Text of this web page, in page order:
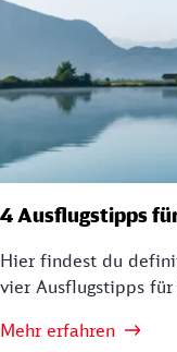
4 Ausflugstipps
Hier findest du
vier Ausflugstipps
Mehr erfahren